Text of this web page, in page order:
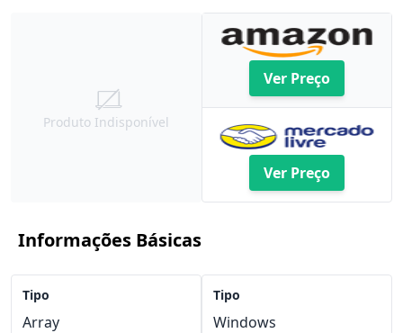
Produto Indisponível
Ver Preço
Ver Preço
Informações Básicas
Tipo
Array
Tipo
Windows